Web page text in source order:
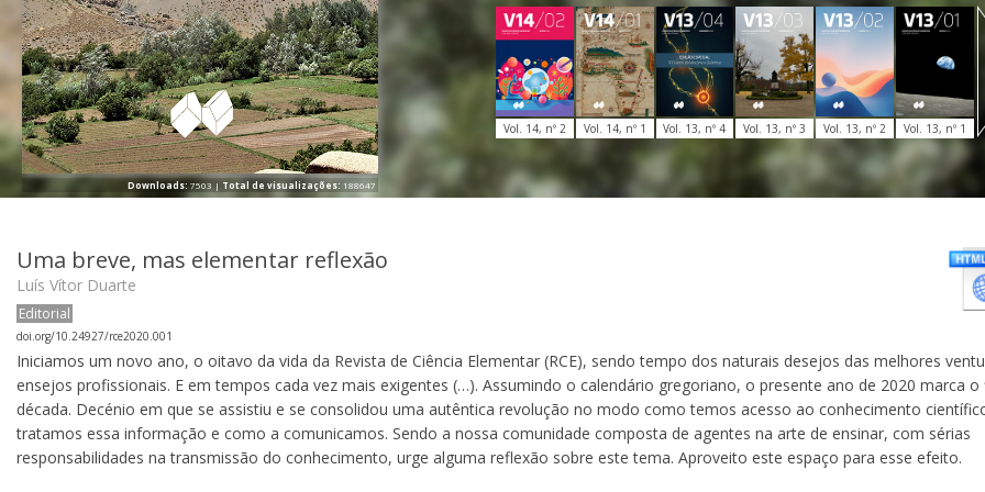
Downloads: 7503 | Total de visualizações: 188647
Vol. 14, nº 2 Vol. 14, nº 1 Vol. 13, nº 4 Vol. 13, nº 3 Vol. 13, nº 2 Vol. 13, nº 1
Uma breve, mas elementar reflexão
Luís Vítor Duarte
Editorial
doi.org/10.24927/rce2020.001
Iniciamos um novo ano, o oitavo da vida da Revista de Ciência Elementar (RCE), sendo tempo dos naturais desejos das melhores
ensejos profissionais. E em tempos cada vez mais exigentes (…). Assumindo o calendário gregoriano, o presente ano de 2020 marca o
década. Decénio em que se assistiu e se consolidou uma autêntica revolução no modo como temos acesso ao conhecimento
tratamos essa informação e como a comunicamos. Sendo a nossa comunidade composta de agentes na arte de ensinar, com sérias
responsabilidades na transmissão do conhecimento, urge alguma reflexão sobre este tema. Aproveito este espaço para esse efeito.